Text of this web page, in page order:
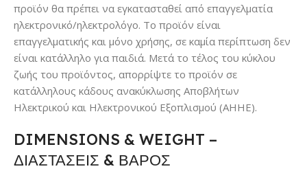
προϊόν θα πρέπει να εγκατασταθεί από επαγγελματία
ηλεκτρονικό/ηλεκτρολόγο. Το προϊόν είναι
επαγγελματικής και μόνο χρήσης, σε καμία περίπτωση δεν
είναι κατάλληλο για παιδιά. Μετά το τέλος του κύκλου
ζωής του προϊόντος, απορρίψτε το προϊόν σε
κατάλληλους κάδους ανακύκλωσης Αποβλήτων
Ηλεκτρικού και Ηλεκτρονικού Εξοπλισμού (ΑΗΗΕ).
DIMENSIONS & WEIGHT –
ΔΙΑΣΤΑΣΕΙΣ & ΒΑΡΟΣ